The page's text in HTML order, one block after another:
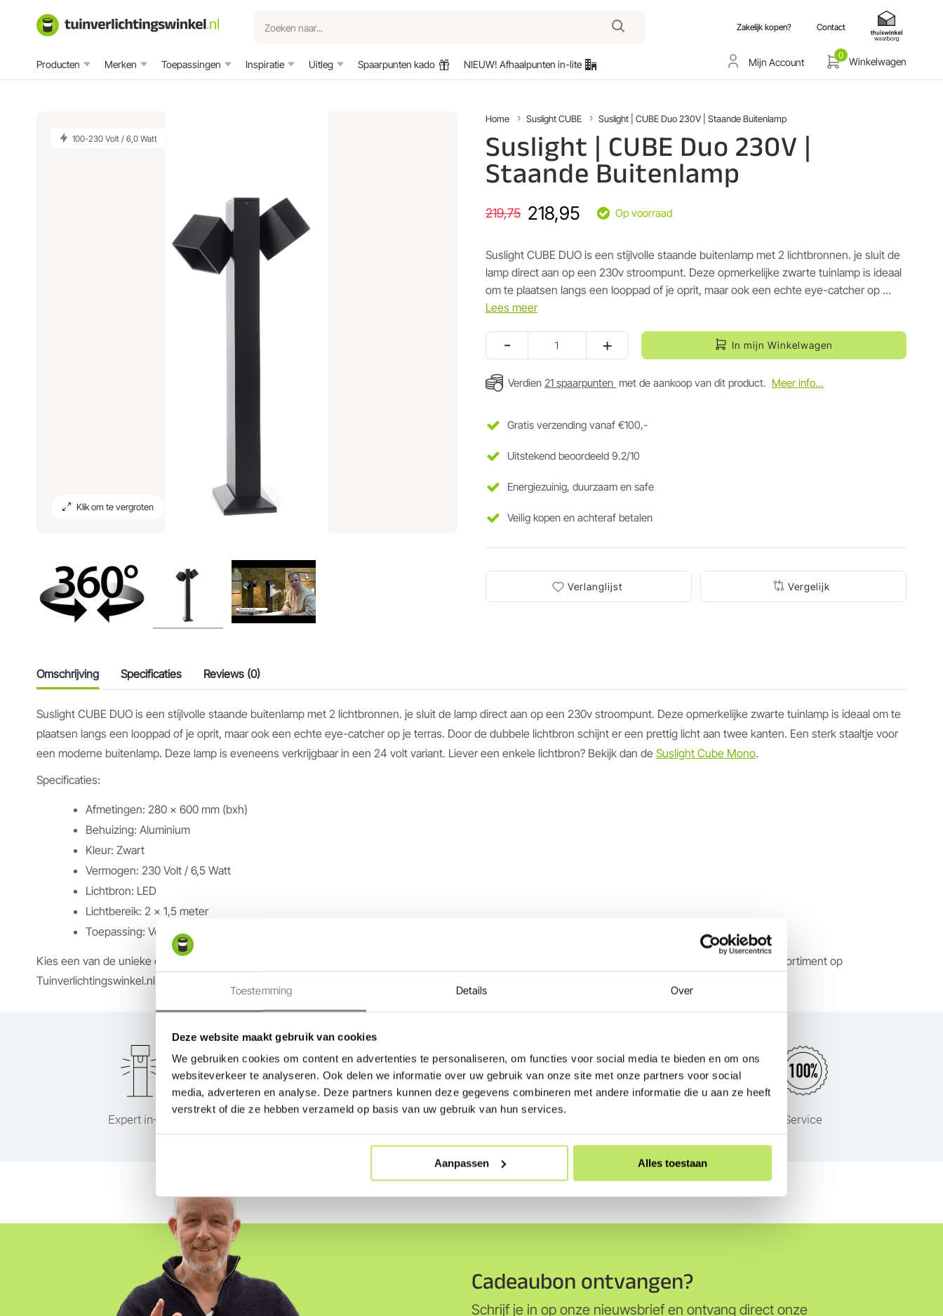
Toestemming Details Over
Deze website maakt gebruik van cookies
We gebruiken cookies om content en advertenties te personaliseren, om functies voor social media te bieden en om ons
websiteverkeer te analyseren. Ook delen we informatie over uw gebruik van onze site met onze partners voor social
media, adverteren en analyse. Deze partners kunnen deze gegevens combineren met andere informatie die u aan ze heeft
verstrekt of die ze hebben verzameld op basis van uw gebruik van hun services.
Aanpassen Alles toestaan
Zakelijk kopen? Contact
Producten Merken Toepassingen Inspiratie Uitleg Spaarpunten kado NIEUW! Afhaalpunten in-lite Mijn Account
0
Winkelwagen
100-230 Volt / 6,0 Watt
Klik om te vergroten
Home Suslight CUBE Suslight | CUBE Duo 230V | Staande Buitenlamp
Suslight | CUBE Duo 230V |
Staande Buitenlamp
219,75 218,95 Op voorraad
Suslight CUBE DUO is een stijlvolle staande buitenlamp met 2 lichtbronnen. je sluit de
lamp direct aan op een 230v stroompunt. Deze opmerkelijke zwarte tuinlamp is ideaal
om te plaatsen langs een looppad of je oprit, maar ook een echte eye-catcher op ...
Lees meer
- + In mijn Winkelwagen
Verdien 21 spaarpunten met de aankoop van dit product. Meer info...
Gratis verzending vanaf €100,-
Uitstekend beoordeeld 9.2/10
Energiezuinig, duurzaam en safe
Veilig kopen en achteraf betalen
Verlanglijst Vergelijk
Omschrijving Specificaties Reviews (0)
Suslight CUBE DUO is een stijlvolle staande buitenlamp met 2 lichtbronnen. je sluit de lamp direct aan op een 230v stroompunt. Deze opmerkelijke zwarte tuinlamp is ideaal om te
plaatsen langs een looppad of je oprit, maar ook een echte eye-catcher op je terras. Door de dubbele lichtbron schijnt er een prettig licht aan twee kanten. Een sterk staaltje voor
een moderne buitenlamp. Deze lamp is eveneens verkrijgbaar in een 24 volt variant. Liever een enkele lichtbron? Bekijk dan de Suslight Cube Mono.
Specificaties:
Afmetingen: 280 x 600 mm (bxh)
Behuizing: Aluminium
Kleur: Zwart
Vermogen: 230 Volt / 6,5 Watt
Lichtbron: LED
Lichtbereik: 2 x 1,5 meter
Toepassing: Verlichten van terras, paden, oprit
Kies een van de unieke ontwerpen van Suslight tuinverlichting en plaats vandaag nog je bestelling. Bestel eenvoudig het complete duurzame Suslight assortiment op
Tuinverlichtingswinkel.nl met 5 jaar Suslight garantie. Bestellingen boven de €100,- worden gratis thuis geleverd.
Expert in-lite Snel thuisbezorgd Service
Cadeaubon ontvangen?
Schrijf je in op onze nieuwsbrief en ontvang direct onze